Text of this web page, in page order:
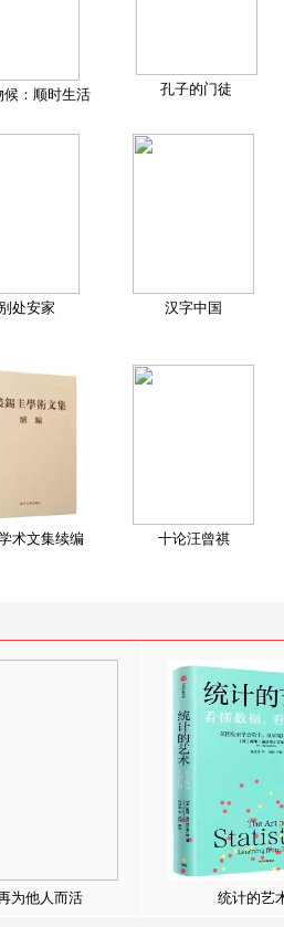
候：顺时生活 孔子的门徒
处安家 汉字中国
术文集续编 十论汪曾祺
为他人而活 统计的艺